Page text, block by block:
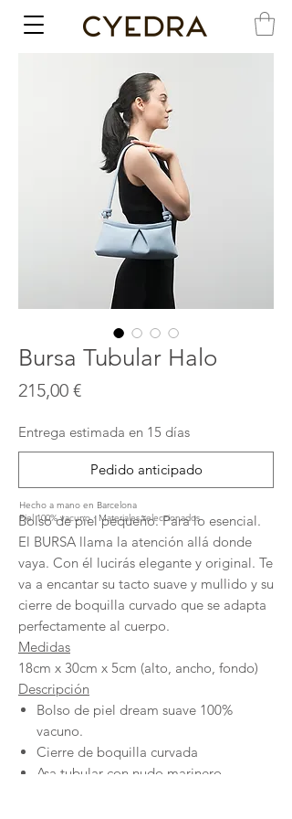
Bursa Tubular Halo
215,00 €Precio
Entrega estimada en 15 días
Pedido anticipado
Bolso de piel pequeño. Para lo esencial.
El BURSA llama la atención allá donde
vaya. Con él lucirás elegante y original. Te
va a encantar su tacto suave y mullido y su
cierre de boquilla curvado que se adapta
perfectamente al cuerpo.
Medidas
18cm x 30cm x 5cm (alto, ancho, fondo)
Descripción
Bolso de piel dream suave 100%
vacuno.
Cierre de boquilla curvada
Asa tubular con nudo marinero.
Hecho a mano en Barcelona
Piel 100% vacuno · Materiales seleccionados